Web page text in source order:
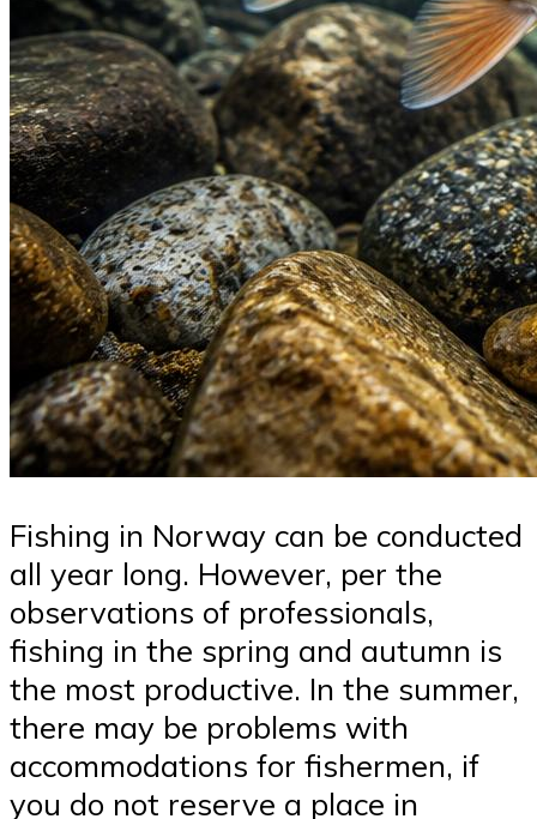
Fishing in Norway can be conducted
all year long. However, per the
observations of professionals,
fishing in the spring and autumn is
the most productive. In the summer,
there may be problems with
accommodations for fishermen, if
you do not reserve a place in